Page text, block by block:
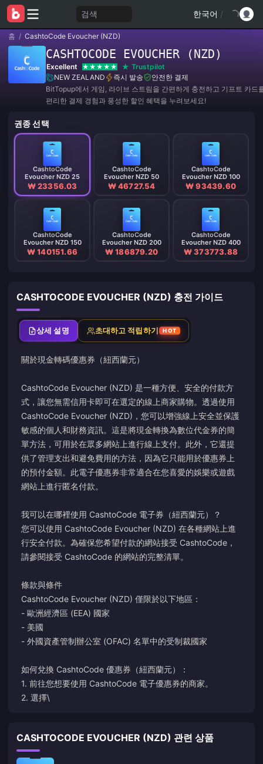
검색 한국어 /
홈 / CashtoCode Evoucher (NZD)
CASHTOCODE EVOUCHER (NZD)
Excellent
Trustpilot
NEW ZEALAND
즉시 발송
안전한 결제
BitTopup에서 게임, 라이브 스트림을 간편하게 충전하고 기프트 카드
편리한 결제 경험과 풍성한 할인 혜택을 누려보세요!
권종 선택
CashtoCode
Evoucher NZD 25
₩ 23356.03
CashtoCode
Evoucher NZD 50
₩ 46727.54
CashtoCode
Evoucher NZD 100
₩ 93439.60
CashtoCode
Evoucher NZD 150
₩ 140151.66
CashtoCode
Evoucher NZD 200
₩ 186879.20
CashtoCode
Evoucher NZD 400
₩ 373773.88
CASHTOCODE EVOUCHER (NZD) 충전 가이드
상세 설명 초대하고 적립하기 HOT
關於現金轉碼優惠券（紐西蘭元）
CashtoCode Evoucher (NZD) 是一種方便、安全的付款方
式，讓您無需信用卡即可在選定的線上商家購物。透過使用
CashtoCode Evoucher (NZD)，您可以增強線上安全並保護
敏感的個人和財務資訊。這是將現金轉換為數位代金券的簡
單方法，可用於在眾多網站上進行線上支付。此外，它還提
供了管理支出和避免費用的方法，因為它只能用於優惠券上
的預付金額。此電子優惠券非常適合在您喜愛的娛樂或遊戲
網站上進行匿名付款。
我可以在哪裡使用 CashtoCode 電子券（紐西蘭元）？
您可以使用 CashtoCode Evoucher (NZD) 在各種網站上進
行安全付款。為確保您希望付款的網站接受 CashtoCode，
請參閱接受 CashtoCode 的網站的完整清單。
條款與條件
CashtoCode Evoucher (NZD) 僅限於以下地區：
- 歐洲經濟區 (EEA) 國家
- 美國
- 外國資產管制辦公室 (OFAC) 名單中的受制裁國家
如何兌換 CashtoCode 優惠券（紐西蘭元）：
1. 前往您想要使用 CashtoCode 電子優惠券的商家。
2. 選擇\
CASHTOCODE EVOUCHER (NZD) 관련 상품